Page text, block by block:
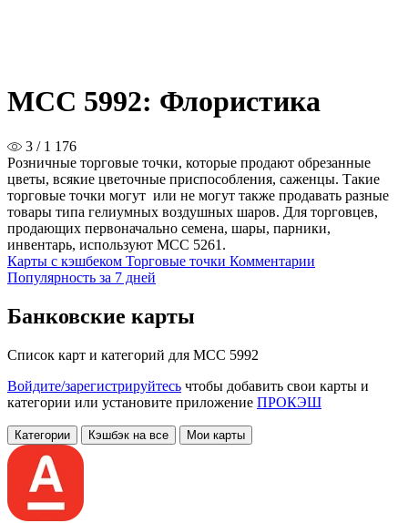
MCC 5992: Флористика
3 / 1 176
Розничные торговые точки, которые продают обрезанные
цветы, всякие цветочные приспособления, саженцы. Такие
торговые точки могут или не могут также продавать разные
товары типа гелиумных воздушных шаров. Для торговцев,
продающих первоначально семена, шары, парники,
инвентарь, используют МСС 5261.
Карты с кэшбеком Торговые точки Комментарии
Популярность за 7 дней
Банковские карты
Список карт и категорий для MCC 5992
Войдите/зарегистрируйтесь чтобы добавить свои карты и
категории или установите приложение ПРОКЭШ
Категории Кэшбэк на все Мои карты